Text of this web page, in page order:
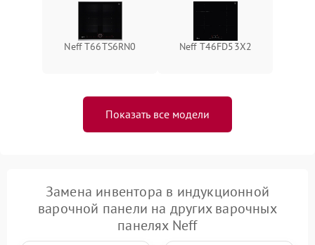
Neff T66TS6RN0 Neff T46FD53X2
Показать все модели
Замена инвентора в индукционной
варочной панели на других варочных
панелях Neff